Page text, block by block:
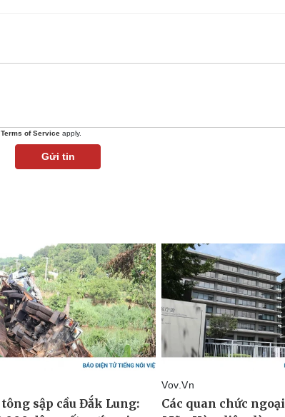
Terms of Service apply.
Gửi tin